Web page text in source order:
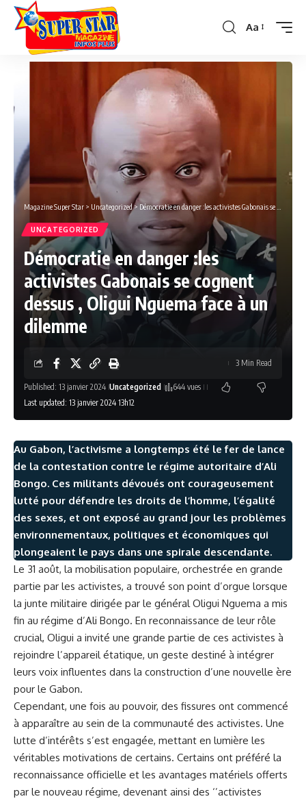
Font
Aa
Magazine Super Star > Uncategorized> Démocratie en danger :les activistes Gabonais se cognent dessus , Oligui Nguema face à un dilemme
UNCATEGORIZED
Démocratie en danger :les
activistes Gabonais se cognent
dessus , Oligui Nguema face à un
dilemme
Last updated: 13 janvier 2024 13h12
Published: 13 janvier 2024 Uncategorized 644 vues
3 Min Read
Au Gabon, l’activisme a longtemps été le fer de lance
de la contestation contre le régime autoritaire d’Ali
Bongo. Ces militants dévoués ont courageusement
lutté pour défendre les droits de l’homme, l’égalité
des sexes, et ont exposé au grand jour les problèmes
environnementaux, politiques et économiques qui
plongeaient le pays dans une spirale descendante.
Le 31 août, la mobilisation populaire, orchestrée en grande
partie par les activistes, a trouvé son point d’orgue lorsque
la junte militaire dirigée par le général Oligui Nguema a mis
fin au régime d’Ali Bongo. En reconnaissance de leur rôle
crucial, Oligui a invité une grande partie de ces activistes à
rejoindre l’appareil étatique, un geste destiné à intégrer
leurs voix influentes dans la construction d’une nouvelle ère
pour le Gabon.
Cependant, une fois au pouvoir, des fissures ont commencé
à apparaître au sein de la communauté des activistes. Une
lutte d’intérêts s’est engagée, mettant en lumière les
véritables motivations de certains. Certains ont préféré la
reconnaissance officielle et les avantages matériels offerts
par le nouveau régime, devenant ainsi des ‘’activistes